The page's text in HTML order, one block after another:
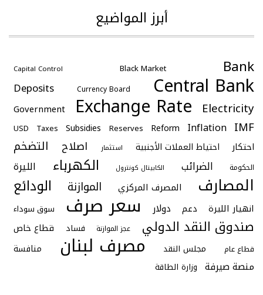
أبرز المواضيع
Bank
Black Market
Capital Control
Central Bank
Currency Board
Deposits
Electricity
Exchange Rate
Government
IMF
Inflation
Reform
Reserves
Subsidies
Taxes
USD
احتكار احتياط العملات الأجنبية استثمار اصلاح التضخم
الحكومة الضرائب الكابيتال كونترول الكهرباء الليرة
المصارف المصرف المركزي الموازنة الودائع
انهيار الليرة دعم دولار سعر صرف سوق سوداء
صندوق النقد الدولي عجز الموازنة فساد قطاع خاص
قطاع عام مجلس النقد مصرف لبنان منافسة
منصة صيرفة وزارة الطاقة